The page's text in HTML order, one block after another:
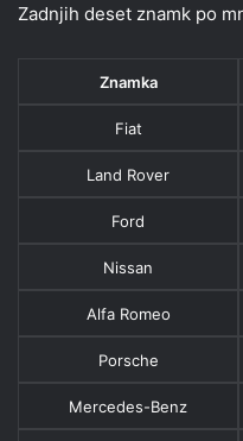
Zadnjih deset znamk po
Znamka
Fiat
Land Rover
Ford
Nissan
Alfa Romeo
Porsche
Mercedes-Benz